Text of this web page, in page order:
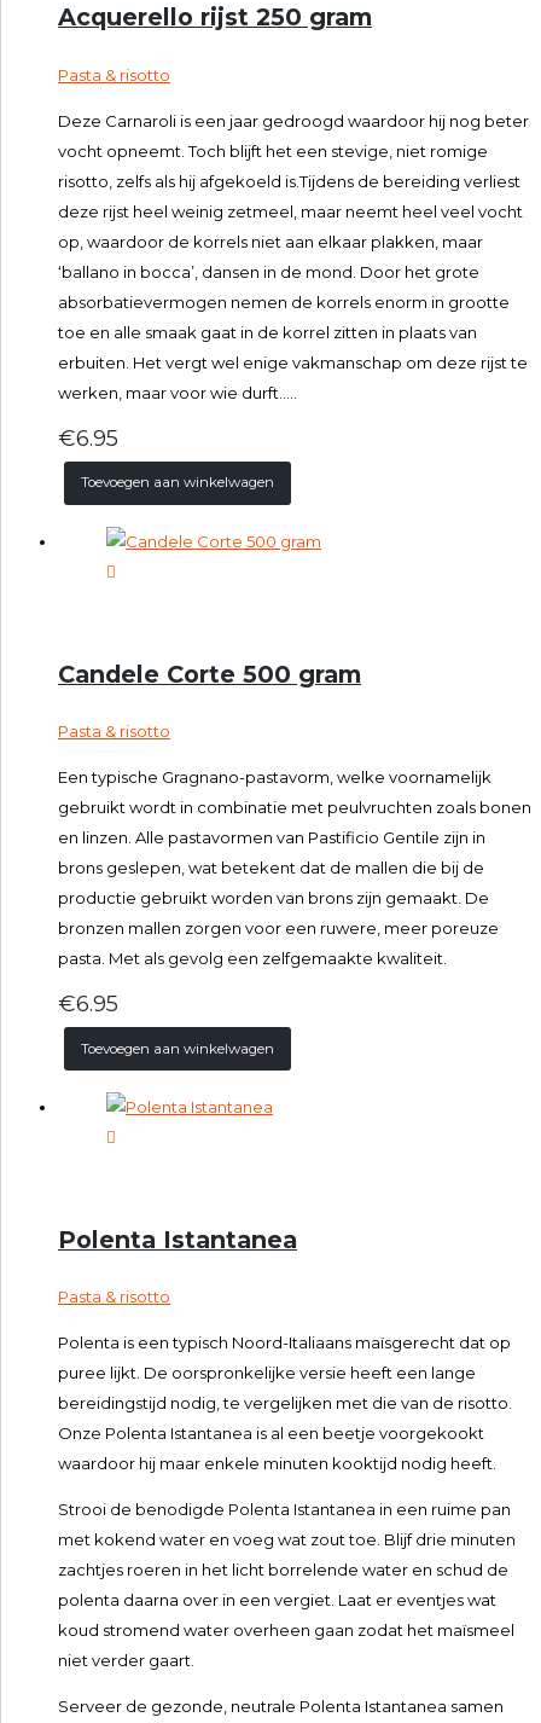
Acquerello rijst 250 gram
Pasta & risotto
Deze Carnaroli is een jaar gedroogd waardoor hij nog beter
vocht opneemt. Toch blijft het een stevige, niet romige
risotto, zelfs als hij afgekoeld is.Tijdens de bereiding verliest
deze rijst heel weinig zetmeel, maar neemt heel veel vocht
op, waardoor de korrels niet aan elkaar plakken, maar
‘ballano in bocca’, dansen in de mond. Door het grote
absorbatievermogen nemen de korrels enorm in grootte
toe en alle smaak gaat in de korrel zitten in plaats van
erbuiten. Het vergt wel enige vakmanschap om deze rijst te
werken, maar voor wie durft…..
€6.95
Toevoegen aan winkelwagen
Candele Corte 500 gram
Pasta & risotto
Een typische Gragnano-pastavorm, welke voornamelijk
gebruikt wordt in combinatie met peulvruchten zoals bonen
en linzen. Alle pastavormen van Pastificio Gentile zijn in
brons geslepen, wat betekent dat de mallen die bij de
productie gebruikt worden van brons zijn gemaakt. De
bronzen mallen zorgen voor een ruwere, meer poreuze
pasta. Met als gevolg een zelfgemaakte kwaliteit.
€6.95
Toevoegen aan winkelwagen
Polenta Istantanea
Pasta & risotto
Polenta is een typisch Noord-Italiaans maïsgerecht dat op
puree lijkt. De oorspronkelijke versie heeft een lange
bereidingstijd nodig, te vergelijken met die van de risotto.
Onze Polenta Istantanea is al een beetje voorgekookt
waardoor hij maar enkele minuten kooktijd nodig heeft.
Strooi de benodigde Polenta Istantanea in een ruime pan
met kokend water en voeg wat zout toe. Blijf drie minuten
zachtjes roeren in het licht borrelende water en schud de
polenta daarna over in een vergiet. Laat er eventjes wat
koud stromend water overheen gaan zodat het maïsmeel
niet verder gaart.
Serveer de gezonde, neutrale Polenta Istantanea samen